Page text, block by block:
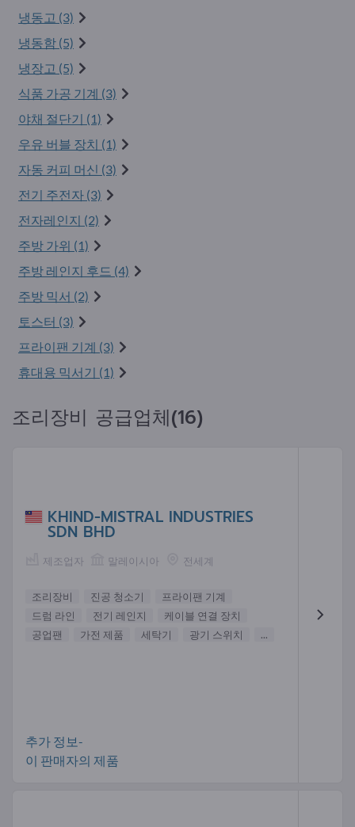
냉동고 (3)
냉동함 (5)
냉장고 (5)
식품 가공 기계 (3)
야채 절단기 (1)
우유 버블 장치 (1)
자동 커피 머신 (3)
전기 주전자 (3)
전자레인지 (2)
주방 가위 (1)
주방 레인지 후드 (4)
주방 믹서 (2)
토스터 (3)
프라이팬 기계 (3)
휴대용 믹서기 (1)
조리장비 공급업체(16)
KHIND-MISTRAL INDUSTRIES
SDN BHD
제조업자 말레이시아 전세계
조리장비 진공 청소기
프라이팬 기계
드럼 라인
전기 레인지
케이블 연결 장치
공업팬
가전 제품 세탁기 광기 스위치 ...
추가 정보-
이 판매자의 제품